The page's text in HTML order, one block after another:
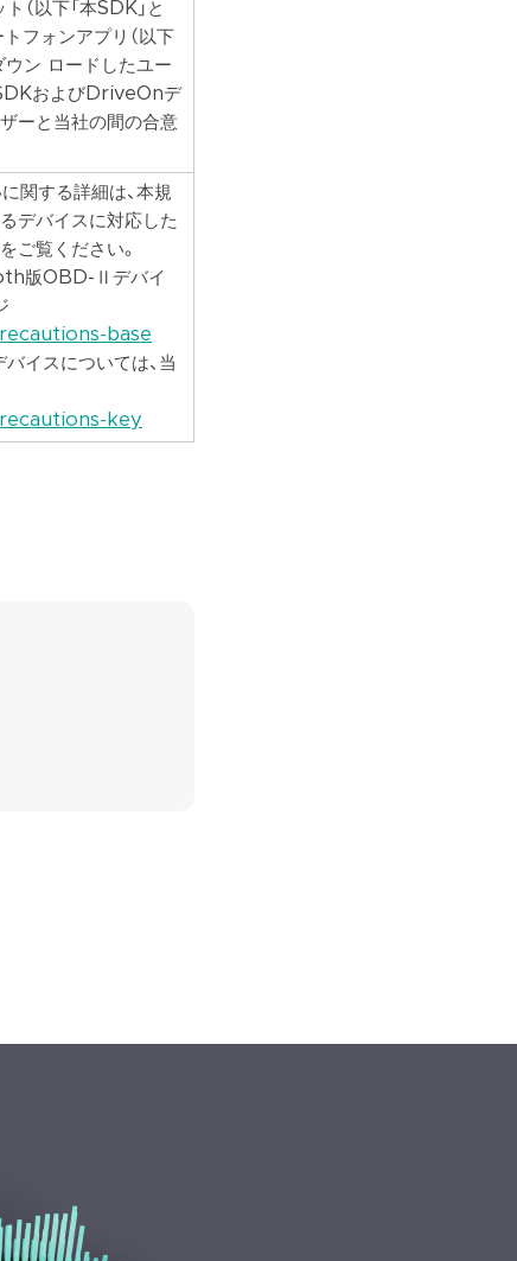
以下「本SDK」と
フォンアプリ（以下
ウン ロードしたユー
およびDriveOnデ
ーと当社の間の合意
関する詳細は、本規
デバイスに対応した
ご覧ください。
版OBD-Ⅱデバイ
base
バイスについては、当
key